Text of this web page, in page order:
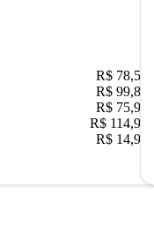
R$ 78,51
R$ 99,89
R$ 75,90
R$ 114,90
R$ 14,90